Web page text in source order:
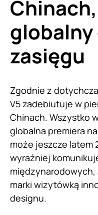
zasięgu
Zgodnie z
V5 zadebiutuje w
Chinach. Wszystko
globalna premiera
może jeszcze latem
wyraźniej
międzynarodowych,
marki wizytówką
designu.